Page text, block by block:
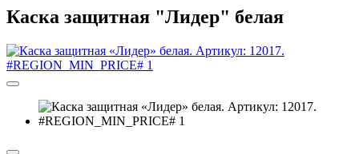
Каска защитная "Лидер" белая